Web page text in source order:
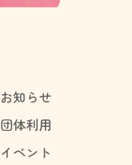
お知らせ
団体利用
イベント